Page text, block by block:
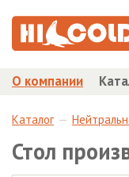
О компании
Каталог
Стол